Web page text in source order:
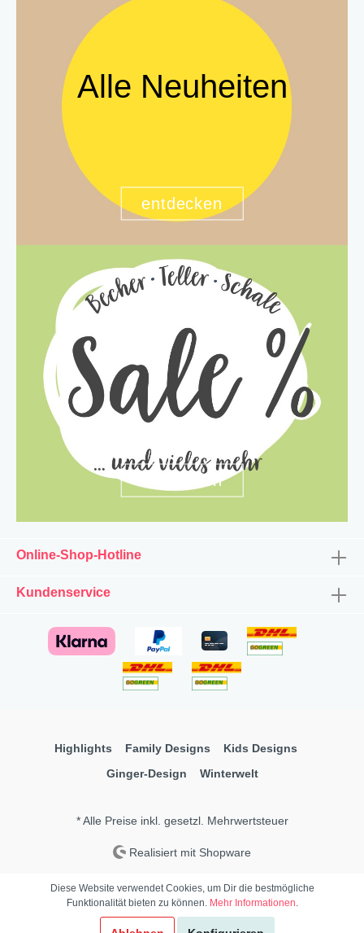
Alle Neuheiten
entdecken
entdecken
Online-Shop-Hotline
Kundenservice
Highlights Family Designs
Kids Designs
Ginger-Design
Winterwelt
* Alle Preise inkl. gesetzl. Mehrwertsteuer
Realisiert mit Shopware
Diese Website verwendet Cookies, um Dir die bestmögliche
Funktionalität bieten zu können. Mehr Informationen.